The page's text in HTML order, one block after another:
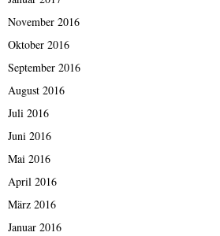
November 2016
Oktober 2016
September 2016
August 2016
Juli 2016
Juni 2016
Mai 2016
April 2016
März 2016
Januar 2016